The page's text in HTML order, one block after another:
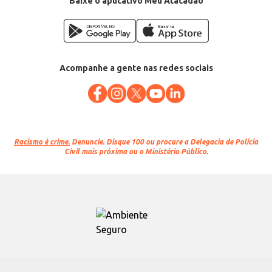
Acompanhe a gente nas redes sociais
Racismo é crime. Denuncie. Disque 100 ou procure a Delegacia de Polícia
Civil mais próxima ou o Ministério Público.